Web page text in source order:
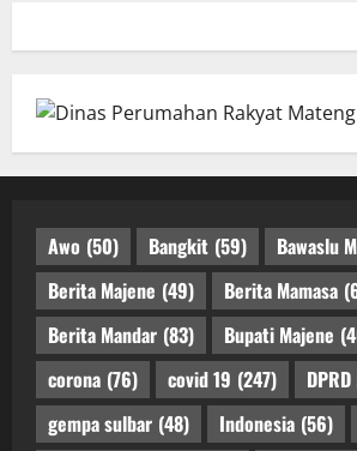
Awo (50) Bangkit (59) Bawaslu
Berita Majene (49) Berita Mamasa
Berita Mandar (83) Bupati Majene
corona (76) covid 19 (247)
gempa sulbar (48) Indonesia (56)